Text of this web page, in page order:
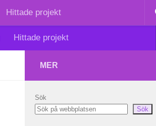
Hittade projekt
Hittade projekt
MER
Sök
Sök